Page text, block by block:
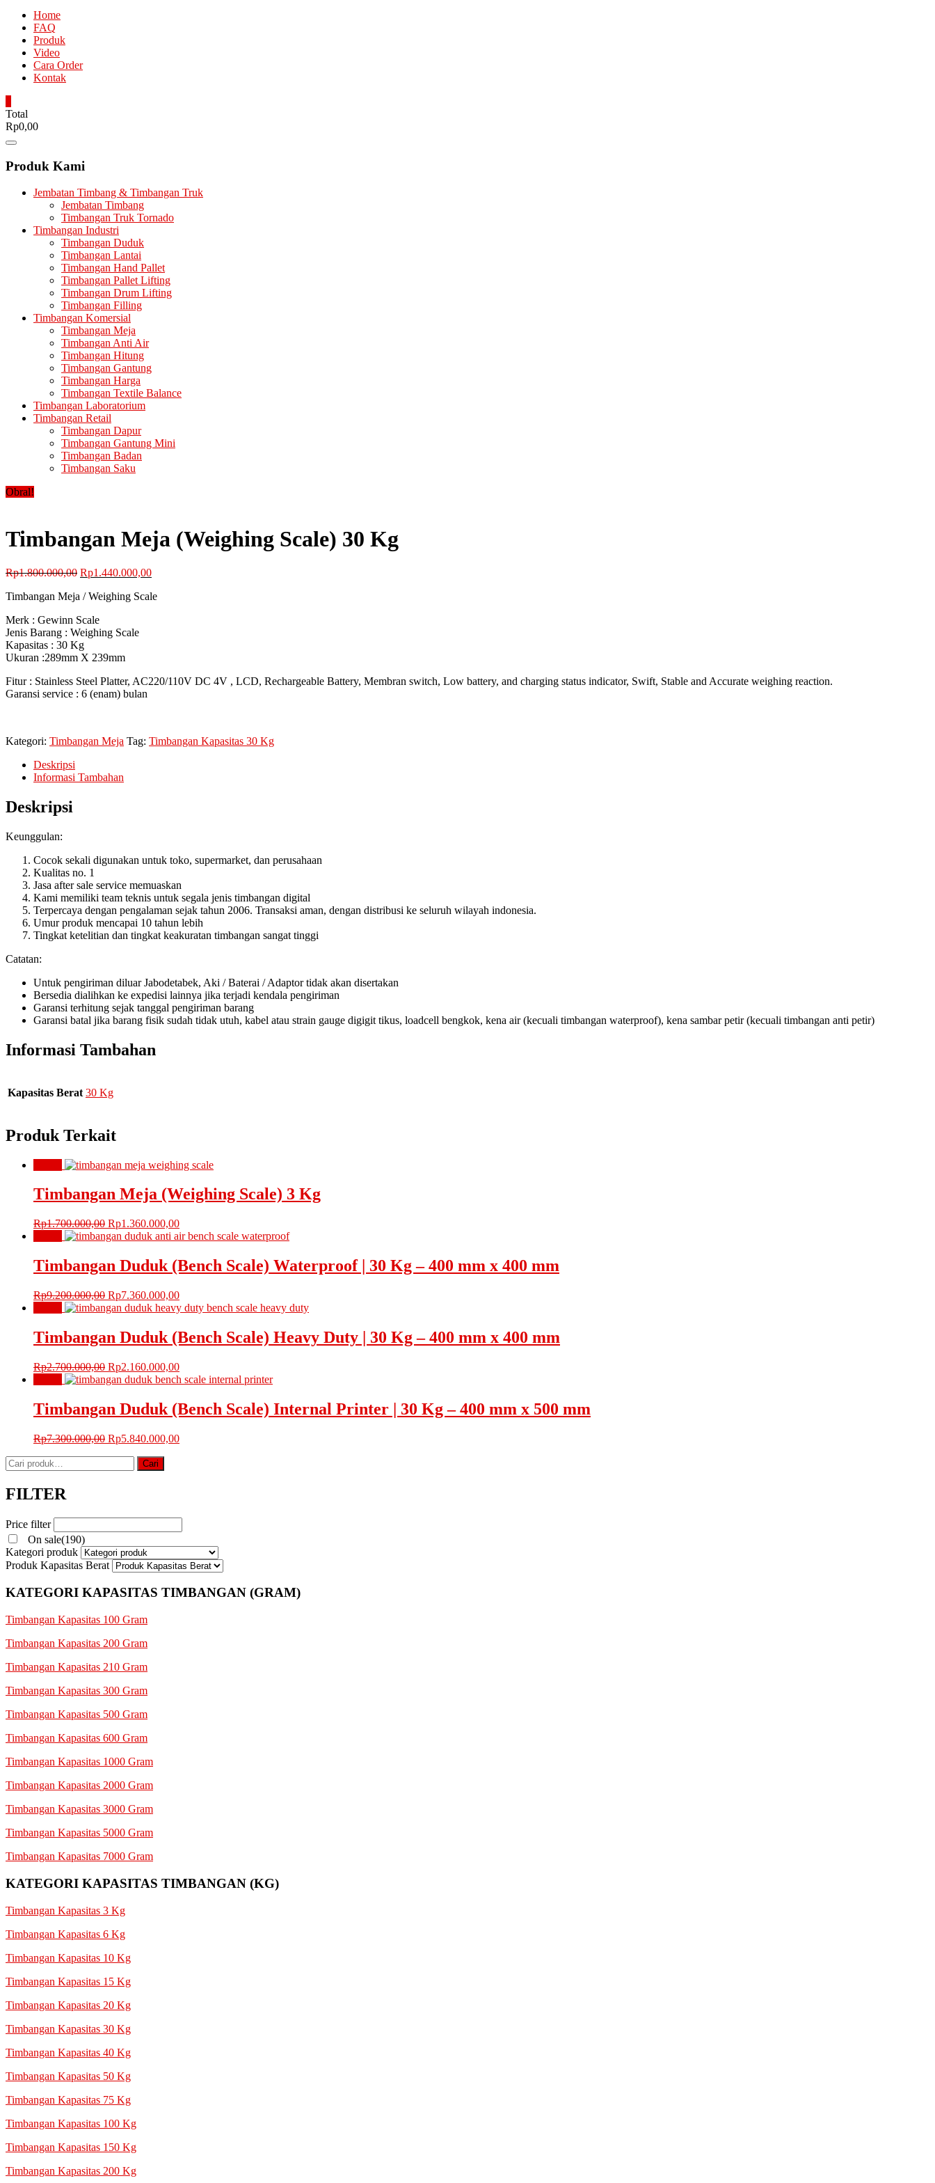
Home
FAQ
Produk
Video
Cara Order
Kontak
Total
Rp0,00
Catalog
Produk Kami
Jembatan Timbang & Timbangan Truk
Jembatan Timbang
Timbangan Truk Tornado
Timbangan Industri
Timbangan Duduk
Timbangan Lantai
Timbangan Hand Pallet
Timbangan Pallet Lifting
Timbangan Drum Lifting
Timbangan Filling
Timbangan Komersial
Timbangan Meja
Timbangan Anti Air
Timbangan Hitung
Timbangan Gantung
Timbangan Harga
Timbangan Textile Balance
Timbangan Laboratorium
Timbangan Retail
Timbangan Dapur
Timbangan Gantung Mini
Timbangan Badan
Timbangan Saku
Obral!
Timbangan Meja (Weighing Scale) 30 Kg
Rp1.800.000,00 Harga
adalah:
Rp1.440.000,00Harga
ini
Timbangan Meja / Weighing Scale
Merk : Gewinn Scale
Jenis Barang : Weighing Scale
Kapasitas : 30 Kg
Ukuran :289mm X 239mm
Fitur : Stainless Steel Platter, AC220/110V DC 4V , LCD, Rechargeable Battery, Membran switch, Low battery, and charging status indicator, Swift, Stable and Accurate weighing reaction.
Garansi service : 6 (enam) bulan
Kategori: Timbangan Meja Tag: Timbangan Kapasitas 30 Kg
Deskripsi
Informasi Tambahan
Deskripsi
Keunggulan:
Cocok sekali digunakan untuk toko, supermarket, dan perusahaan
Kualitas no. 1
Jasa after sale service memuaskan
Kami memiliki team teknis untuk segala jenis timbangan digital
Terpercaya dengan pengalaman sejak tahun 2006. Transaksi aman, dengan distribusi ke seluruh wilayah indonesia.
Umur produk mencapai 10 tahun lebih
Tingkat ketelitian dan tingkat keakuratan timbangan sangat tinggi
Catatan:
Untuk pengiriman diluar Jabodetabek, Aki / Baterai / Adaptor tidak akan disertakan
Bersedia dialihkan ke expedisi lainnya jika terjadi kendala pengiriman
Garansi terhitung sejak tanggal pengiriman barang
Garansi batal jika barang fisik sudah tidak utuh, kabel atau strain gauge digigit tikus, loadcell bengkok, kena air (kecuali timbangan waterproof), kena sambar petir (kecuali timbangan anti petir)
Informasi Tambahan
Kapasitas Berat 30 Kg
Produk Terkait
Timbangan Meja (Weighing Scale) 3 Kg
Rp1.700.000,00 Harga
aslinya
Rp1.700.000,00.
Rp1.360.000,00Harga
saat
adalah:
Rp1.360.000,00.
Timbangan Duduk (Bench Scale) Waterproof | 30 Kg – 400 mm x 400 mm
Rp9.200.000,00 Harga
aslinya
Rp9.200.000,00.
Rp7.360.000,00Harga
saat
adalah:
Rp7.360.000,00.
Timbangan Duduk (Bench Scale) Heavy Duty | 30 Kg – 400 mm x 400 mm
Rp2.700.000,00 Harga
aslinya
Rp2.700.000,00.
Rp2.160.000,00Harga
saat
adalah:
Rp2.160.000,00.
Timbangan Duduk (Bench Scale) Internal Printer | 30 Kg – 400 mm x 500 mm
Rp7.300.000,00 Harga
Rp5.840.000,00Harga
Pencarian
untuk:
Cari
FILTER
Price filter
On sale(190)
Kategori produk
Produk Kapasitas Berat
KATEGORI KAPASITAS TIMBANGAN (GRAM)
Timbangan Kapasitas 100 Gram
Timbangan Kapasitas 200 Gram
Timbangan Kapasitas 210 Gram
Timbangan Kapasitas 300 Gram
Timbangan Kapasitas 500 Gram
Timbangan Kapasitas 600 Gram
Timbangan Kapasitas 1000 Gram
Timbangan Kapasitas 2000 Gram
Timbangan Kapasitas 3000 Gram
Timbangan Kapasitas 5000 Gram
Timbangan Kapasitas 7000 Gram
KATEGORI KAPASITAS TIMBANGAN (KG)
Timbangan Kapasitas 3 Kg
Timbangan Kapasitas 6 Kg
Timbangan Kapasitas 10 Kg
Timbangan Kapasitas 15 Kg
Timbangan Kapasitas 20 Kg
Timbangan Kapasitas 30 Kg
Timbangan Kapasitas 40 Kg
Timbangan Kapasitas 50 Kg
Timbangan Kapasitas 75 Kg
Timbangan Kapasitas 100 Kg
Timbangan Kapasitas 150 Kg
Timbangan Kapasitas 200 Kg